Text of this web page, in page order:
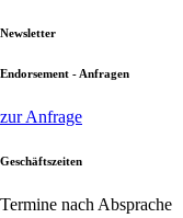
Newsletter
Endorsement - Anfragen
zur Anfrage
Geschäftszeiten
Termine nach Absprache